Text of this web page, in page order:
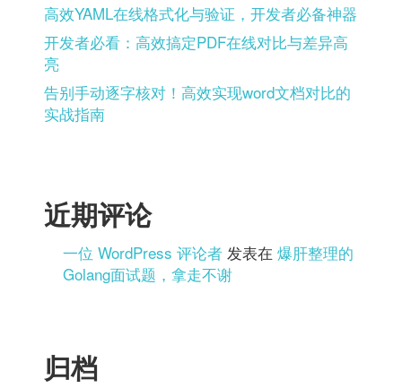
高效YAML在线格式化与验证，开发者必备神器
开发者必看：高效搞定PDF在线对比与差异高
亮
告别手动逐字核对！高效实现word文档对比的
实战指南
近期评论
一位 WordPress 评论者 发表在爆肝整理的
Golang面试题，拿走不谢
归档